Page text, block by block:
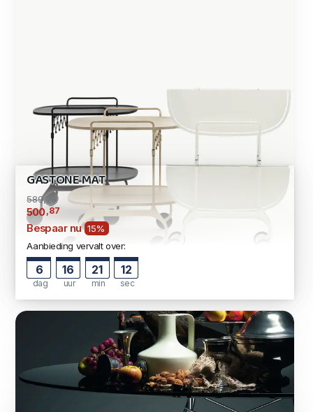
GASTONE MAT
589,26
500,87
Bespaar nu 15%
Aanbieding vervalt over:
6
dag
16
uur
21
min
11
sec